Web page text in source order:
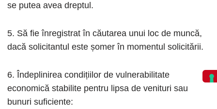
se putea avea dreptul.
5. Să fie înregistrat în căutarea unui loc de muncă,
dacă solicitantul este șomer în momentul solicitării.
6. Îndeplinirea condițiilor de vulnerabilitate
economică stabilite pentru lipsa de venituri sau
bunuri suficiente: